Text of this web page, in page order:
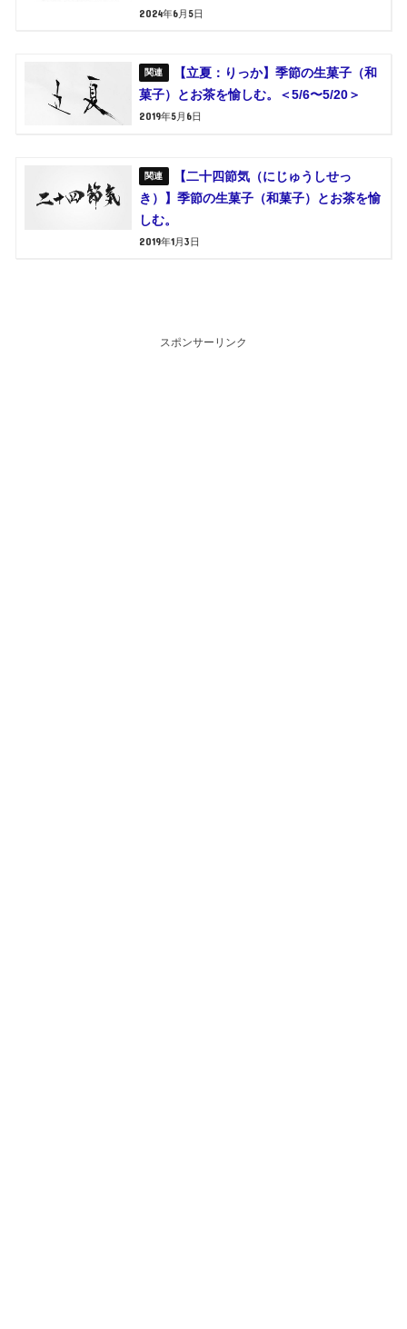
2024年6月5日
【立夏：りっか】季節の生菓子（和
菓子）とお茶を愉しむ。＜5/6〜5/20＞
2019年5月6日
【二十四節気（にじゅうしせっ
き）】季節の生菓子（和菓子）とお茶を愉
しむ。
2019年1月3日
スポンサーリンク